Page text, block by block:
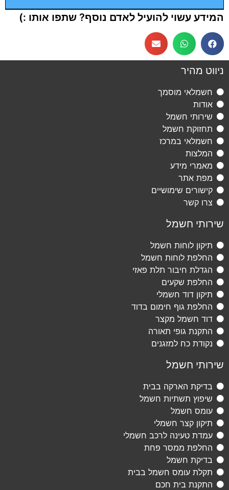
המידע עשוי להועיל לאדם נוסף? שתפו אותו :)
ניווט מהיר
חשמלאי מוסמך
אודות
שירותי חשמל
תחזוקת חשמל
חשמלאי במרכז
המלצות
מאמרי מידע
מפת אתר
קישורים שימושיים
צרו קשר
שירותי חשמל
תיקון לוחות חשמל
החלפת לוחות חשמל
הגדלת חיבור תלת פאזי
החלפת שקעים
תיקון דוד חשמלי
החלפת גוף חימום בדוד
דוד חשמל מקצר
התקנת גופי תאורה
נקודת כח למזגנים
שירותי חשמל
בדיקת הארקה בבית
שיפוץ תשתיות חשמל
עומס חשמל
תיקון קצר חשמלי
עמדת טעינה לרכב חשמלי
החלפת ממסר פחת
בדיקת חשמל
תקלת עומס חשמל בבית
התקנת בית חכם